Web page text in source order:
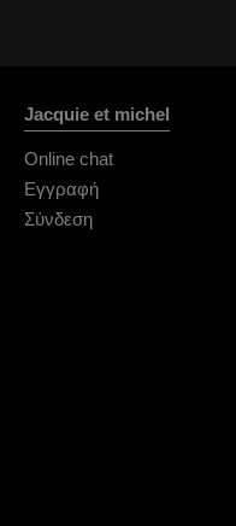
Jacquie et michel
Online chat
Εγγραφή
Σύνδεση